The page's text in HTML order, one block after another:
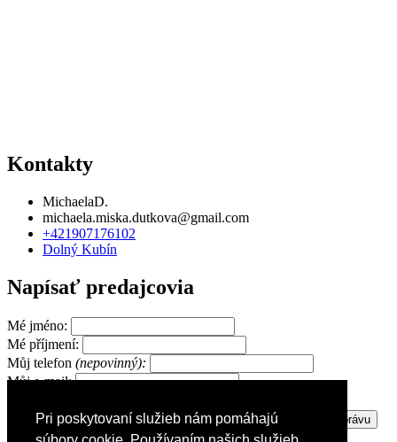
Pri poskytovaní služieb nám pomáhajú
Kontakty
MichaelaD.
michaela.miska.dutkova@gmail.com
+421907176102
Dolný Kubín
Napísať predajcovia
Mé jméno:
Mé příjmení:
Můj telefon (nepovinný):
Můj e-mail:
Zpráva pro prodejce: